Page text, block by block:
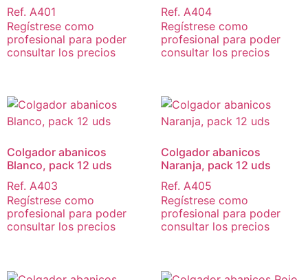
Ref. A401
Regístrese como
profesional para poder
consultar los precios
Ref. A404
Regístrese como
profesional para poder
consultar los precios
Colgador abanicos
Blanco, pack 12 uds
Ref. A403
Regístrese como
profesional para poder
consultar los precios
Colgador abanicos
Naranja, pack 12 uds
Ref. A405
Regístrese como
profesional para poder
consultar los precios